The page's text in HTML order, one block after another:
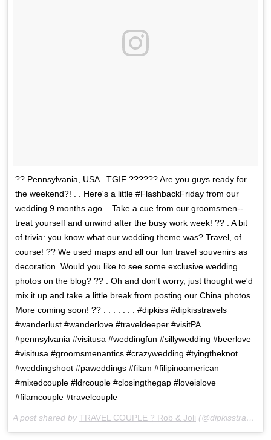
?? Pennsylvania, USA . TGIF ?????? Are you guys ready for
the weekend?! . . Here's a little #FlashbackFriday from our
wedding 9 months ago... Take a cue from our groomsmen--
treat yourself and unwind after the busy work week! ?? . A bit
of trivia: you know what our wedding theme was? Travel, of
course! ?? We used maps and all our fun travel souvenirs as
decoration. Would you like to see some exclusive wedding
photos on the blog? ?? . Oh and don't worry, just thought we'd
mix it up and take a little break from posting our China photos.
More coming soon! ?? . . . . . . . #dipkiss #dipkisstravels
#wanderlust #wanderlove #traveldeeper #visitPA
#pennsylvania #visitusa #weddingfun #sillywedding #beerlove
#visitusa #groomsmenantics #crazywedding #tyingtheknot
#weddingshoot #paweddings #filam #filipinoamerican
#mixedcouple #ldrcouple #closingthegap #loveislove
#filamcouple #travelcouple
A post shared by TRAVEL COUPLE ? Rob & Joli (@dipkisstravels) on